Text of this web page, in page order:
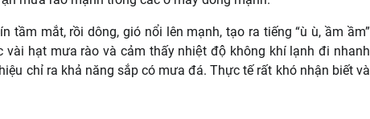
tầm mắt, rồi dông, gió nổi lên mạnh, tạo ra tiếng “ù ù, ầm ầm”
hạt mưa rào và cảm thấy nhiệt độ không khí lạnh đi nhanh
chỉ ra khả năng sắp có mưa đá. Thực tế rất khó nhận biết và